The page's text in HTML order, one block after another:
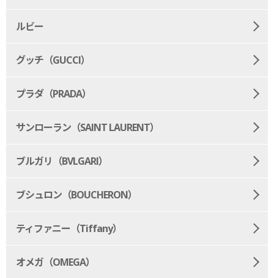
ルビー
グッチ（GUCCI）
プラダ（PRADA）
サンローラン（SAINT LAURENT）
ブルガリ（BVLGARI）
ブシュロン（BOUCHERON）
ティファニー（Tiffany）
オメガ（OMEGA）